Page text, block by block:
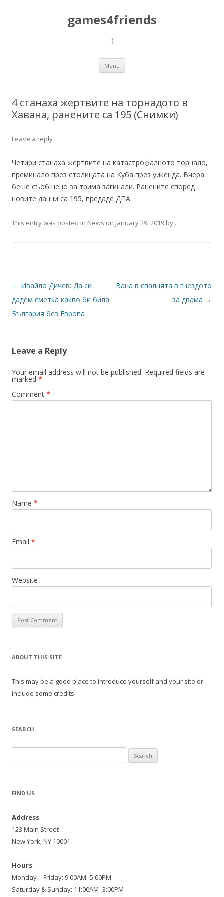
games4friends
:)
Menu Skip
content
4 станаха жертвите на торнадото в
Хавана, ранените са 195 (Снимки)
Leave a reply
Четири станаха жертвите на катастрофалното торнадо,
преминало през столицата на Куба през уикенда. Вчера
беше съобщено за трима загинали. Ранените според
новите данни са 195, предаде ДПА.
This entry was posted in News on January 29, 2019 by .
Post
navigation
← Ивайло Дичев: Да си
дадем сметка какво би била
България без Европа
Вана в спалнята в гнездото
за двама →
Leave a Reply
Your email address will not be published. Required fields are
marked *
Comment *
Name *
Email *
Website
ABOUT THIS SITE
This may be a good place to introduce yourself and your site or
include some credits.
SEARCH
for:
FIND US
Address
123 Main Street
New York, NY 10001
Hours
Monday—Friday: 9:00AM–5:00PM
Saturday & Sunday: 11:00AM–3:00PM